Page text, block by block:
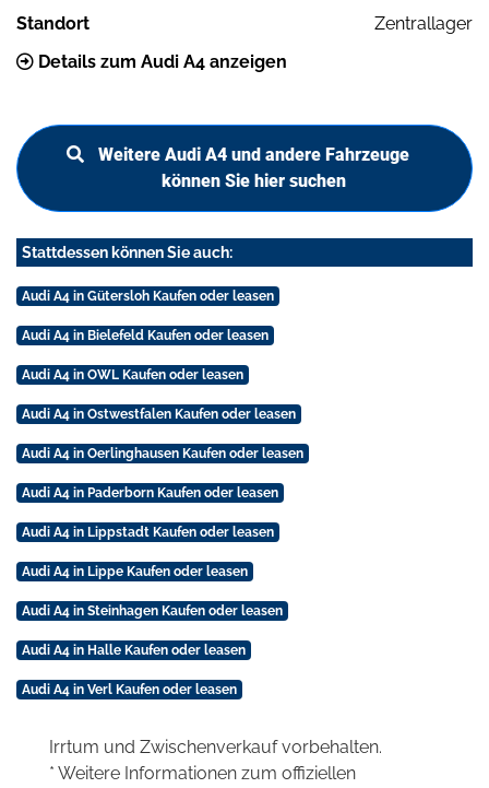
Standort
Zentrallager
Details zum Audi A4 anzeigen
Weitere Audi A4 und andere Fahrzeuge
können Sie hier suchen
Stattdessen können Sie auch:
Audi A4 in Gütersloh Kaufen oder leasen
Audi A4 in Bielefeld Kaufen oder leasen
Audi A4 in OWL Kaufen oder leasen
Audi A4 in Ostwestfalen Kaufen oder leasen
Audi A4 in Oerlinghausen Kaufen oder leasen
Audi A4 in Paderborn Kaufen oder leasen
Audi A4 in Lippstadt Kaufen oder leasen
Audi A4 in Lippe Kaufen oder leasen
Audi A4 in Steinhagen Kaufen oder leasen
Audi A4 in Halle Kaufen oder leasen
Audi A4 in Verl Kaufen oder leasen
Irrtum und Zwischenverkauf vorbehalten.
* Weitere Informationen zum offiziellen